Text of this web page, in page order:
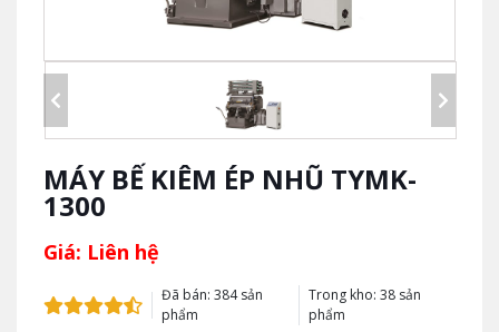
MÁY BẾ KIÊM ÉP NHŨ TYMK-
1300
Giá: Liên hệ
Đã bán: 384 sản
phẩm
Trong kho: 38 sản
phẩm